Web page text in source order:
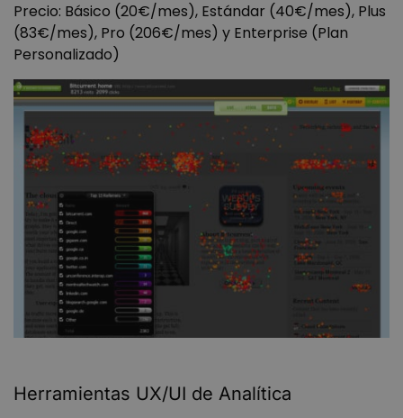
Precio: Básico (20€/mes), Estándar (40€/mes), Plus
(83€/mes), Pro (206€/mes) y Enterprise (Plan
Personalizado)
Herramientas UX/UI de Analítica